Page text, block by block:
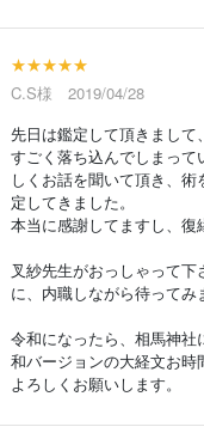
★★★★★
C.S様 2019/04/28
先日は鑑定して頂きまし
すごく落ち込んでしまっ
しくお話を聞いて頂き、
定してきました。
本当に感謝してますし、復
叉紗先生がおっしゃって
に、内職しながら待ってみ
令和になったら、相馬神
和バージョンの大経文お時
よろしくお願いします。